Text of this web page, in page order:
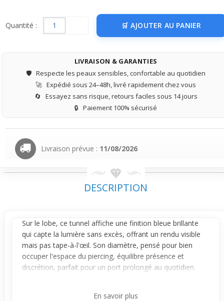
Quantité : AJOUTER AU PANIER
LIVRAISON & GARANTIES
🛡️ Respecte les peaux sensibles, confortable au quotidien
🚀 Expédié sous 24–48h, livré rapidement chez vous
🔄 Essayez sans risque, retours faciles sous 14 jours
🔒 Paiement 100% sécurisé
Livraison prévue : 11/08/2026
DESCRIPTION
Sur le lobe, ce tunnel affiche une finition bleue brillante
qui capte la lumière sans excès, offrant un rendu visible
mais pas tape-à-l'œil. Son diamètre, pensé pour bien
occuper l'espace du piercing, équilibre présence et
discrétion, parfait pour un port prolongé au quotidien.
retrait, un vrai plus pour ceux qui veulent changer de style
En savoir plus